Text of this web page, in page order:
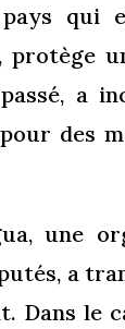
qui
protège
a
des
une
a
Dans le